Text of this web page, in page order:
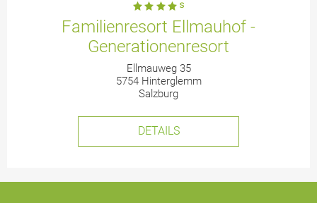
Familienresort Ellmauhof -
Generationenresort
Ellmauweg 35
5754 Hinterglemm
Salzburg
DETAILS